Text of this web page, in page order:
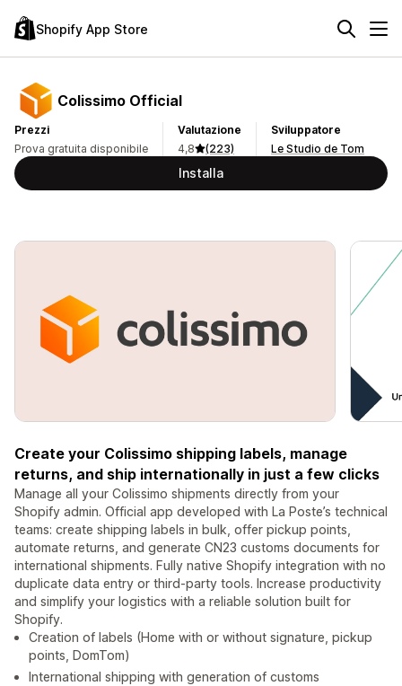
Shopify App Store
Colissimo Official
Prezzi
Prova gratuita disponibile
Valutazione
4,8
(223)
Sviluppatore
Le Studio de Tom
Installa
Create your Colissimo shipping labels, manage
returns, and ship internationally in just a few clicks
Manage all your Colissimo shipments directly from your
Shopify admin. Official app developed with La Poste’s technical
teams: create shipping labels in bulk, offer pickup points,
automate returns, and generate CN23 customs documents for
international shipments. Fully native Shopify integration with no
duplicate data entry or third-party tools. Increase productivity
and simplify your logistics with a reliable solution built for
Shopify.
Creation of labels (Home with or without signature, pickup
points, DomTom)
International shipping with generation of customs